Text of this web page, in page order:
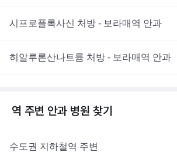
시프로플록사신 처방 - 보라매역 안과
히알루론산나트륨 처방 - 보라매역 안과
역 주변 안과 병원 찾기
수도권 지하철역 주변